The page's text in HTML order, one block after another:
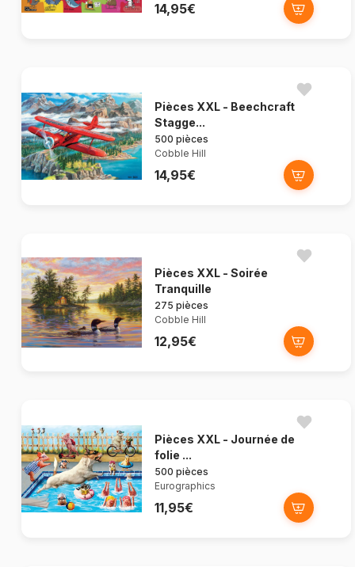
14,95€
Pièces XXL - Beechcraft
Stagge...
500 pièces
Cobble Hill
14,95€
Pièces XXL - Soirée
Tranquille
275 pièces
Cobble Hill
12,95€
Pièces XXL - Journée de
folie ...
500 pièces
Eurographics
11,95€